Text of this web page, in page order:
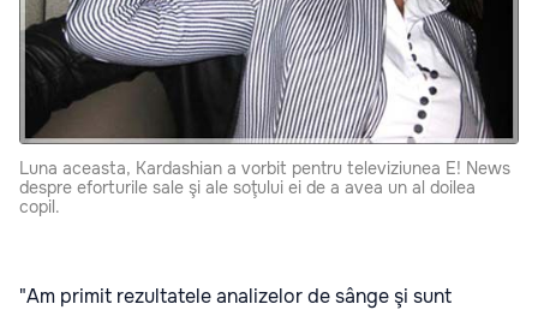
Luna aceasta, Kardashian a vorbit pentru televiziunea E! News
despre eforturile sale şi ale soţului ei de a avea un al doilea
copil.
"Am primit rezultatele analizelor de sânge şi sunt